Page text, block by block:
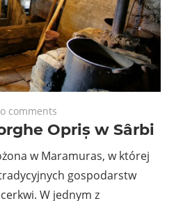
comments
Opriș w Sârbi
w Maramuras, w której
gospodarstw
W jednym z